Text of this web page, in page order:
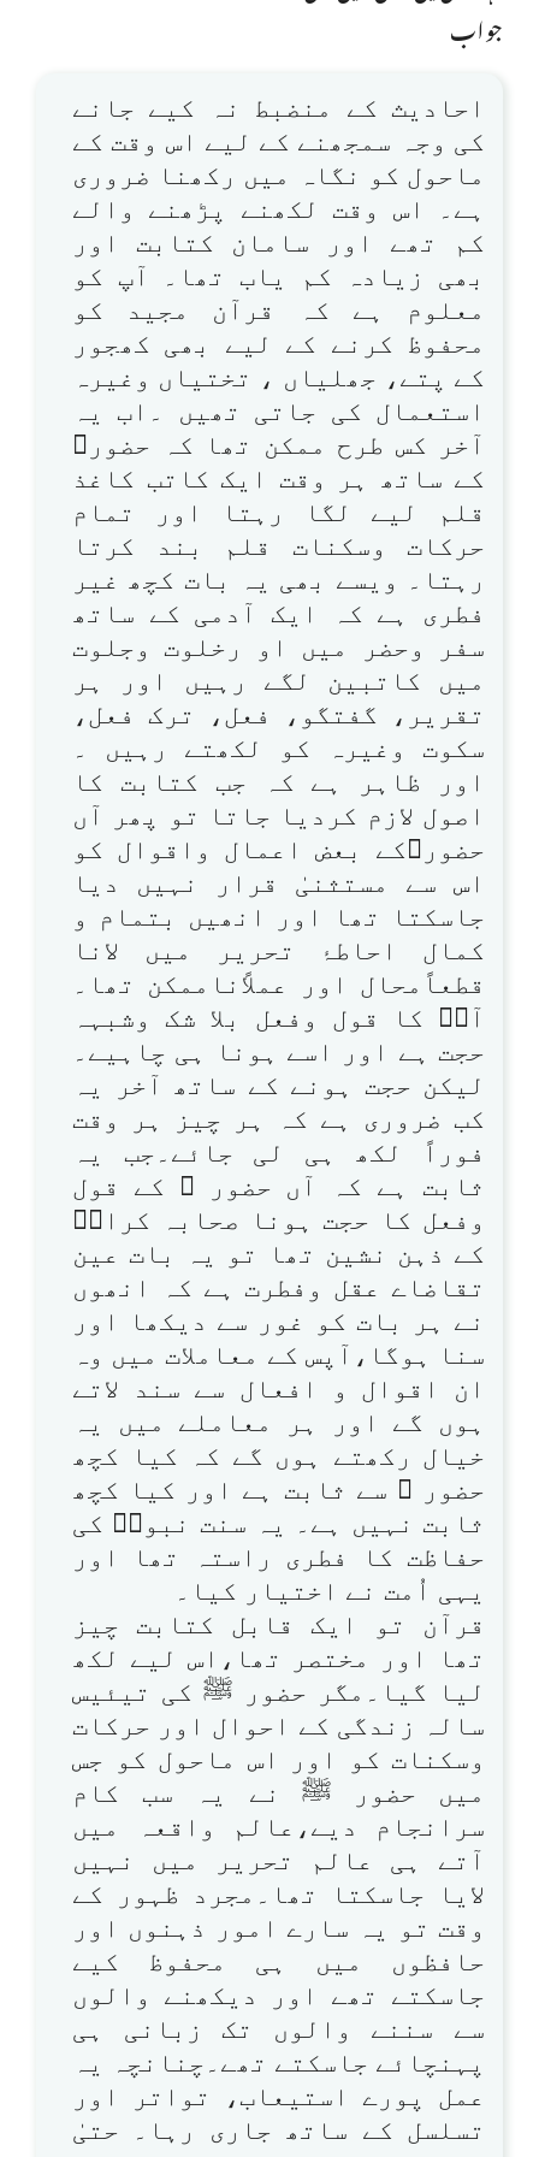
جواب
احادیث کے منضبط نہ کیے جانے
کی وجہ سمجھنے کے لیے اس وقت کے
ماحول کو نگاہ میں رکھنا ضروری
ہے۔ اس وقت لکھنے پڑھنے والے
کم تھے اور سامان کتابت اور
بھی زیادہ کم یاب تھا۔ آپ کو
معلوم ہے کہ قرآن مجید کو
محفوظ کرنے کے لیے بھی کھجور
کے پتے، جھلیاں ، تختیاں وغیرہ
استعمال کی جاتی تھیں ۔اب یہ
آخر کس طرح ممکن تھا کہ حضورﷺ
کے ساتھ ہر وقت ایک کاتب کاغذ
قلم لیے لگا رہتا اور تمام
حرکات وسکنات قلم بند کرتا
رہتا۔ ویسے بھی یہ بات کچھ غیر
فطری ہے کہ ایک آدمی کے ساتھ
سفر وحضر میں او رخلوت وجلوت
میں کاتبین لگے رہیں اور ہر
تقریر، گفتگو، فعل، ترک فعل،
سکوت وغیرہ کو لکھتے رہیں ۔
اور ظاہر ہے کہ جب کتابت کا
اصول لازم کردیا جاتا تو پھر آں
حضورﷺکے بعض اعمال واقوال کو
اس سے مستثنیٰ قرار نہیں دیا
جاسکتا تھا اور انھیں بتمام و
کمال احاطۂ تحریر میں لانا
قطعاًمحال اور عملاًناممکن تھا۔
آپؐ کا قول وفعل بلا شک وشبہہ
حجت ہے اور اسے ہونا ہی چاہیے۔
لیکن حجت ہونے کے ساتھ آخر یہ
کب ضروری ہے کہ ہر چیز ہر وقت
فوراً لکھ ہی لی جائے۔جب یہ
ثابت ہے کہ آں حضور ﷺ کے قول
وفعل کا حجت ہونا صحابہ کرامؓ
کے ذہن نشین تھا تو یہ بات عین
تقاضاے عقل وفطرت ہے کہ انھوں
نے ہر بات کو غور سے دیکھا اور
سنا ہوگا،آپس کے معاملات میں وہ
ان اقوال و افعال سے سند لاتے
ہوں گے اور ہر معاملے میں یہ
خیال رکھتے ہوں گے کہ کیا کچھ
حضور ﷺ سے ثابت ہے اور کیا کچھ
ثابت نہیں ہے۔ یہ سنت نبویؐ کی
حفاظت کا فطری راستہ تھا اور
یہی اُمت نے اختیار کیا۔
قرآن تو ایک قابل کتابت چیز
تھا اور مختصر تھا،اس لیے لکھ
لیا گیا۔مگر حضور ﷺ کی تیئیس
سالہ زندگی کے احوال اور حرکات
وسکنات کو اور اس ماحول کو جس
میں حضور ﷺ نے یہ سب کام
سرانجام دیے،عالم واقعہ میں
آتے ہی عالم تحریر میں نہیں
لایا جاسکتا تھا۔مجرد ظہور کے
وقت تو یہ سارے امور ذہنوں اور
حافظوں میں ہی محفوظ کیے
جاسکتے تھے اور دیکھنے والوں
سے سننے والوں تک زبانی ہی
پہنچائے جاسکتے تھے۔چنانچہ یہ
عمل پورے استیعاب، تواتر اور
تسلسل کے ساتھ جاری رہا۔ حتیٰ